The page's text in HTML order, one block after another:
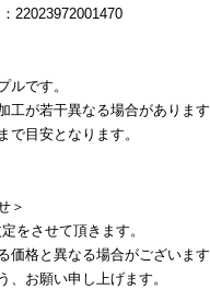
22023972001470
ルです。
工が若干異なる場合があります
で目安となります。
＞
をさせて頂きます。
価格と異なる場合がございます
、お願い申し上げます。